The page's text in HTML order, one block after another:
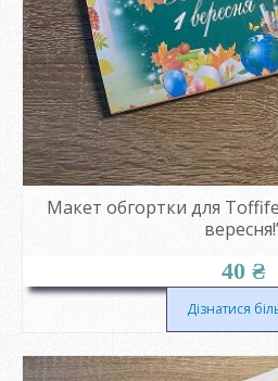
Макет обгортки для
40 ₴
Дізнатися